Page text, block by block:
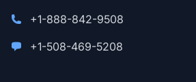
+1-888-842-9508
+1-508-469-5208